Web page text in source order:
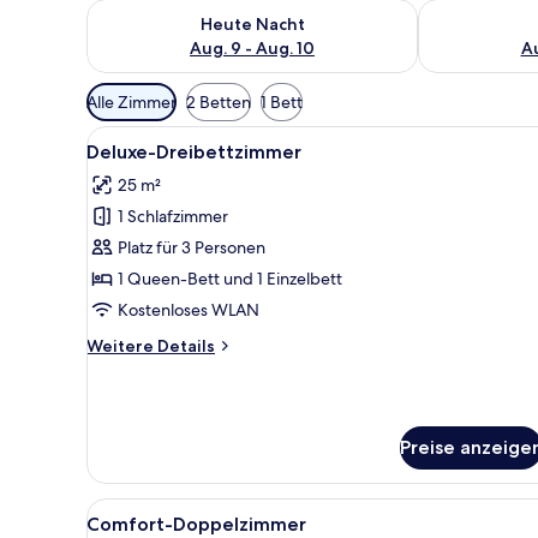
Heute Nacht
Aug. 9 - Aug. 10
Überprüfe die Verfügbarkeit für heute Nacht, Aug. 9
Überprüfe
Verfügbare
Filter
für
Zimmer
Alle Zimmer 2 Betten 1 Bett
Alle
Fotos
für
Deluxe-
Dreibettzimmer
anzeigen
Deluxe-Dreibettzimmer |
8
Deluxe-Dreibettzimmer
25 m²
1 Schlafzimmer
Platz für 3 Personen
1 Queen-Bett und 1 Einzelbett
Kostenloses WLAN
Weitere Details
Weitere
Preise
Alle
Comfort-Doppelzimmer |
8
Comfort-Doppelzimmer